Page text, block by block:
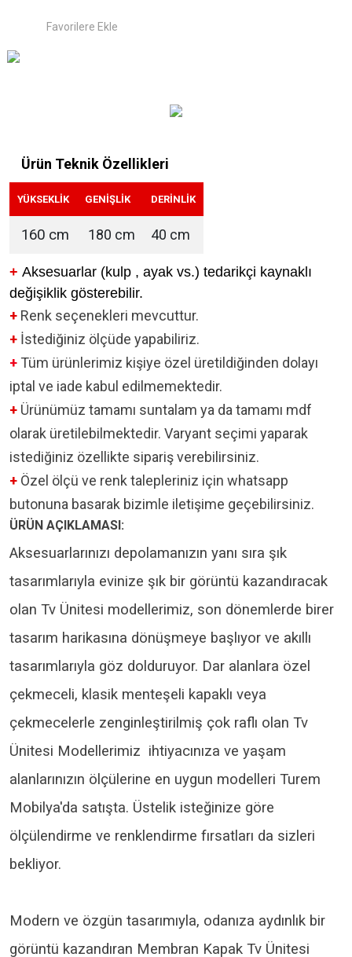
Ürün Teknik Özellikleri
YÜKSEKLİK GENİŞLİK DERİNLİK
160 cm 180 cm 40 cm
+ Aksesuarlar (kulp , ayak vs.) tedarikçi kaynaklı
değişiklik gösterebilir.
+ Renk seçenekleri mevcuttur.
+ İstediğiniz ölçüde yapabiliriz.
+ Tüm ürünlerimiz kişiye özel üretildiğinden dolayı
iptal ve iade kabul edilmemektedir.
+ Ürünümüz tamamı suntalam ya da tamamı mdf
olarak üretilebilmektedir. Varyant seçimi yaparak
istediğiniz özellikte sipariş verebilirsiniz.
+ Özel ölçü ve renk talepleriniz için whatsapp
butonuna basarak bizimle iletişime geçebilirsiniz.
ÜRÜN AÇIKLAMASI:
Aksesuarlarınızı depolamanızın yanı sıra şık
tasarımlarıyla evinize şık bir görüntü kazandıracak
olan Tv Ünitesi modellerimiz, son dönemlerde birer
tasarım harikasına dönüşmeye başlıyor ve akıllı
tasarımlarıyla göz dolduruyor. Dar alanlara özel
çekmeceli, klasik menteşeli kapaklı veya
çekmecelerle zenginleştirilmiş çok raflı olan Tv
Ünitesi Modellerimiz ihtiyacınıza ve yaşam
alanlarınızın ölçülerine en uygun modelleri Turem
Mobilya'da satışta. Üstelik isteğinize göre
ölçülendirme ve renklendirme fırsatları da sizleri
bekliyor.
Modern ve özgün tasarımıyla, odanıza aydınlık bir
görüntü kazandıran Membran Kapak Tv Ünitesi